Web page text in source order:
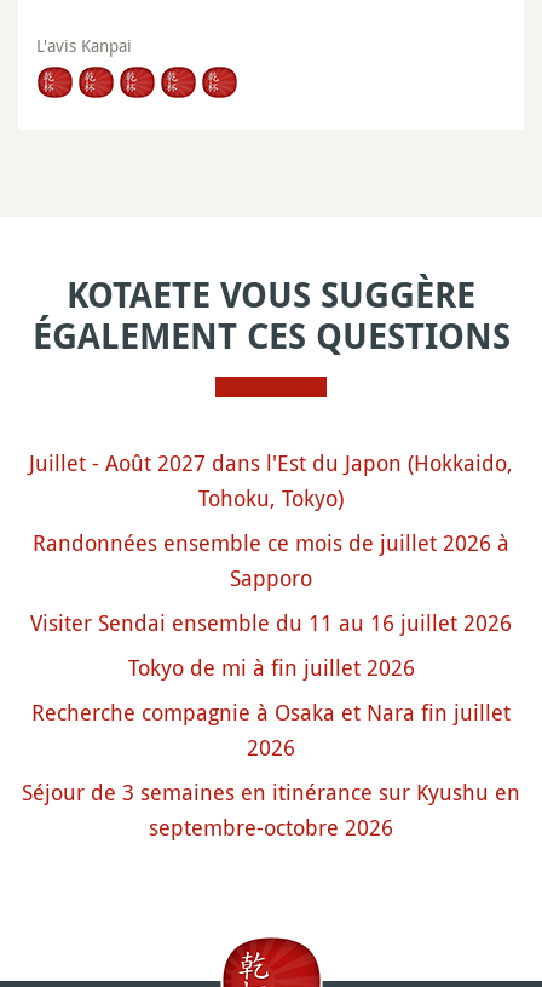
L'avis Kanpai
KOTAETE VOUS SUGGÈRE
ÉGALEMENT CES QUESTIONS
Juillet - Août 2027 dans l'Est du Japon (Hokkaido,
Tohoku, Tokyo)
Randonnées ensemble ce mois de juillet 2026 à
Sapporo
Visiter Sendai ensemble du 11 au 16 juillet 2026
Tokyo de mi à fin juillet 2026
Recherche compagnie à Osaka et Nara fin juillet
2026
Séjour de 3 semaines en itinérance sur Kyushu en
septembre-octobre 2026